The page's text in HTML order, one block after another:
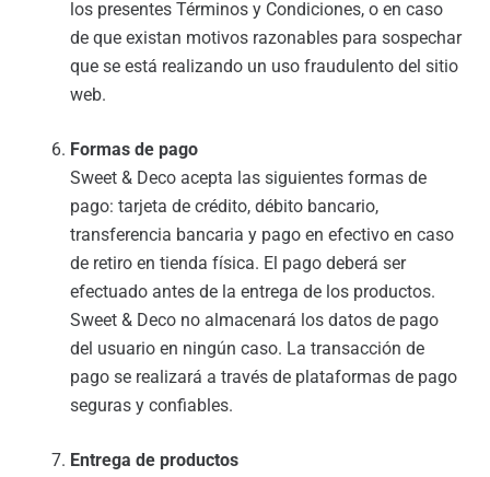
los presentes Términos y Condiciones, o en caso
de que existan motivos razonables para sospechar
que se está realizando un uso fraudulento del sitio
web.
Formas de pago
Sweet & Deco acepta las siguientes formas de
pago: tarjeta de crédito, débito bancario,
transferencia bancaria y pago en efectivo en caso
de retiro en tienda física. El pago deberá ser
efectuado antes de la entrega de los productos.
Sweet & Deco no almacenará los datos de pago
del usuario en ningún caso. La transacción de
pago se realizará a través de plataformas de pago
seguras y confiables.
Entrega de productos